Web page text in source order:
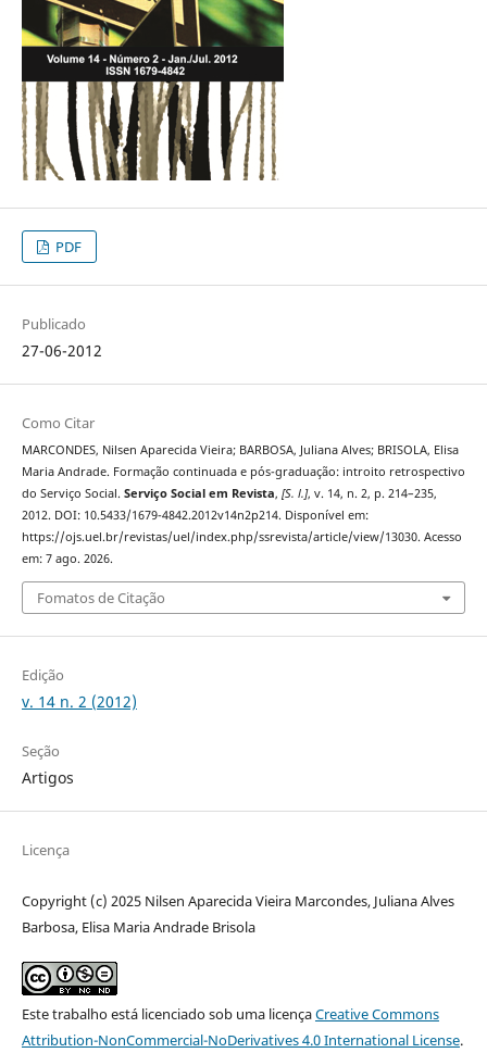
PDF
Publicado
27-06-2012
Como Citar
MARCONDES, Nilsen Aparecida Vieira; BARBOSA, Juliana Alves; BRISOLA, Elisa
Maria Andrade. Formação continuada e pós-graduação: introito retrospectivo
do Serviço Social. Serviço Social em Revista, [S. l.], v. 14, n. 2, p. 214–235,
2012. DOI: 10.5433/1679-4842.2012v14n2p214. Disponível em:
https://ojs.uel.br/revistas/uel/index.php/ssrevista/article/view/13030. Acesso
em: 7 ago. 2026.
Fomatos de Citação
Edição
v. 14 n. 2 (2012)
Seção
Artigos
Licença
Copyright (c) 2025 Nilsen Aparecida Vieira Marcondes, Juliana Alves
Barbosa, Elisa Maria Andrade Brisola
Este trabalho está licenciado sob uma licençaCreative Commons
Attribution-NonCommercial-NoDerivatives 4.0 International License.